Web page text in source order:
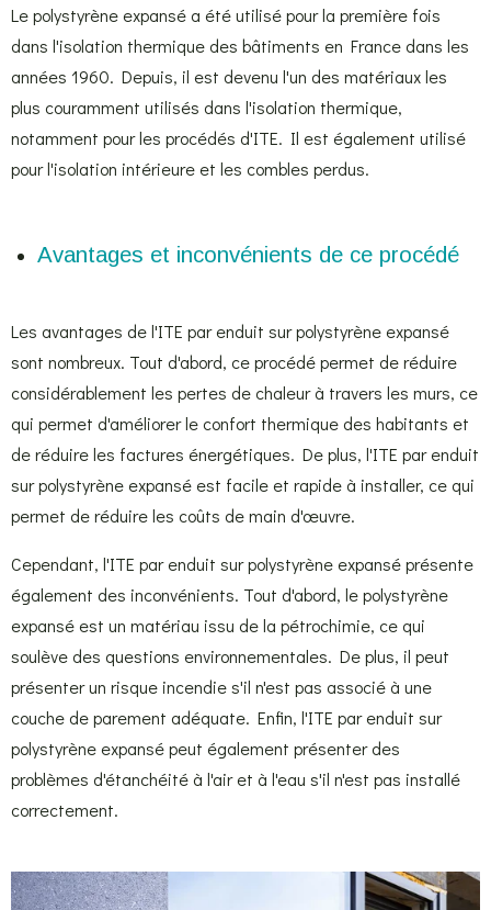
Le polystyrène expansé a été utilisé pour la première fois
dans l'isolation thermique des bâtiments en France dans les
années 1960. Depuis, il est devenu l'un des matériaux les
plus couramment utilisés dans l'isolation thermique,
notamment pour les procédés d'ITE. Il est également utilisé
pour l'isolation intérieure et les combles perdus.
Avantages et inconvénients de ce procédé
Les avantages de l'ITE par enduit sur polystyrène expansé
sont nombreux. Tout d'abord, ce procédé permet de réduire
considérablement les pertes de chaleur à travers les murs, ce
qui permet d'améliorer le confort thermique des habitants et
de réduire les factures énergétiques. De plus, l'ITE par enduit
sur polystyrène expansé est facile et rapide à installer, ce qui
permet de réduire les coûts de main d'œuvre.
Cependant, l'ITE par enduit sur polystyrène expansé présente
également des inconvénients. Tout d'abord, le polystyrène
expansé est un matériau issu de la pétrochimie, ce qui
soulève des questions environnementales. De plus, il peut
présenter un risque incendie s'il n'est pas associé à une
couche de parement adéquate. Enfin, l'ITE par enduit sur
polystyrène expansé peut également présenter des
problèmes d'étanchéité à l'air et à l'eau s'il n'est pas installé
correctement.